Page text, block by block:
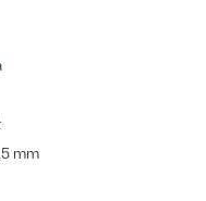
mm